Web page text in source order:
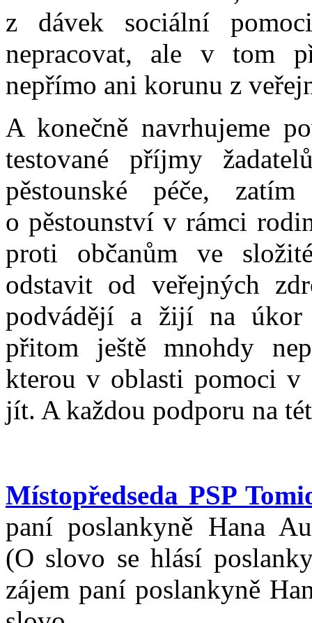
z dávek sociální
nepracovat, ale v tom
nepřímo ani korunu z
A konečně navrhujeme
testované příjmy
pěstounské péče,
o pěstounství v rámci
proti občanům ve
odstavit od veřejných
podvádějí a žijí na úkor
přitom ještě mnohdy
kterou v oblasti pomoci v
jít. A každou podporu na
Místopředseda PSP
paní poslankyně Hana
(O slovo se hlásí
zájem paní poslankyně